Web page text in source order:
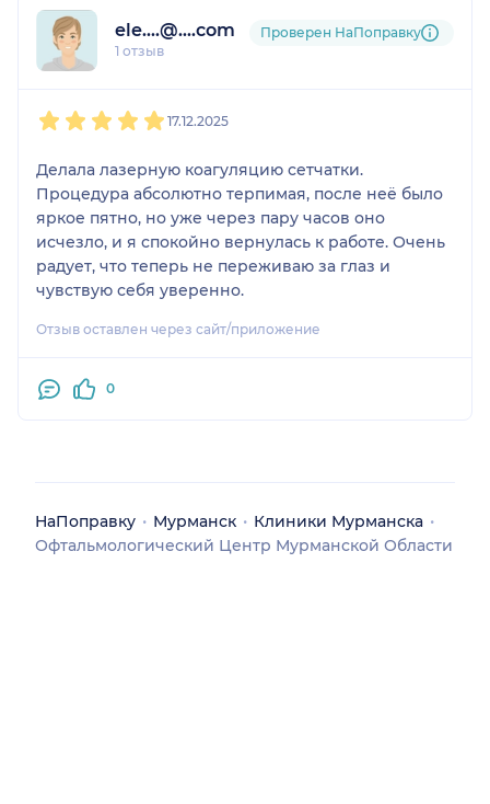
ele....@....com
1 отзыв
Проверен НаПоправку
17.12.2025
Делала лазерную коагуляцию сетчатки.
Процедура абсолютно терпимая, после неё было
яркое пятно, но уже через пару часов оно
исчезло, и я спокойно вернулась к работе. Очень
радует, что теперь не переживаю за глаз и
чувствую себя уверенно.
Отзыв оставлен через сайт/приложение
0
НаПоправку Мурманск
Клиники Мурманска
Офтальмологический Центр Мурманской Области